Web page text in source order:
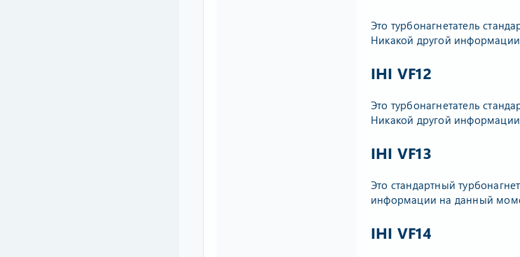
Это турбонагнетатель
Никакой другой
IHI VF12
Это турбонагнетатель
Никакой другой
IHI VF13
Это стандартный
информации на данный
IHI VF14